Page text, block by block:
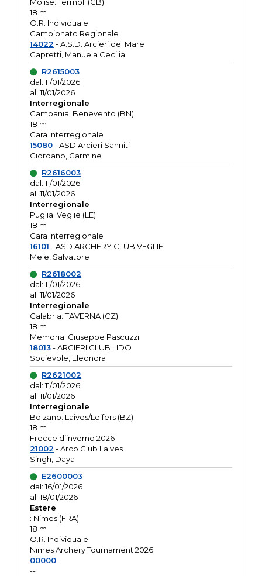
18 m
O.R. Individuale
Campionato Regionale
14022 - A.S.D. Arcieri del Mare
Capretti, Manuela Cecilia
R2615003
dal: 11/01/2026
al: 11/01/2026
Interregionale
Campania: Benevento (BN)
18 m
Gara interregionale
15080- ASD Arcieri Sanniti
Giordano, Carmine
R2616003
dal: 11/01/2026
al: 11/01/2026
Interregionale
Puglia: Veglie (LE)
18 m
Gara Interregionale
16101 - ASD ARCHERY CLUB VEGLIE
Mele, Salvatore
R2618002
dal: 11/01/2026
al: 11/01/2026
Interregionale
Calabria: TAVERNA (CZ)
18 m
Memorial Giuseppe Pascuzzi
18013- ARCIERI CLUB LIDO
Socievole, Eleonora
R2621002
dal: 11/01/2026
al: 11/01/2026
Interregionale
Bolzano: Laives/Leifers (BZ)
18 m
Frecce d’inverno 2026
21002 - Arco Club Laives
Singh, Daya
E2600003
dal: 16/01/2026
al: 18/01/2026
Estere
: Nimes (FRA)
18 m
O.R. Individuale
Nimes Archery Tournament 2026
00000-
--